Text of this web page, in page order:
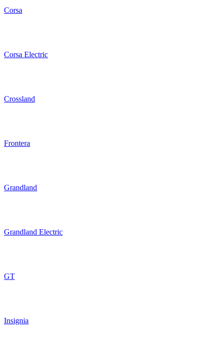
Corsa
Corsa Electric
Crossland
Frontera
Grandland
Grandland Electric
GT
Insignia